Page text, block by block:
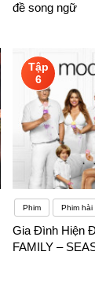
đề song ngữ
Tập
6
Phim Phim hài
Gia Đình Hiện
FAMILY –